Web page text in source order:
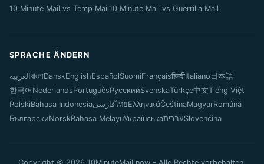
10 Minute Mail vs Temp Mail10 Minute Mail vs Guerrilla Mail
SPRACHE ÄNDERN
العربية বাংলাDanskEnglishEspañolSuomiFrançaisहिन्दीItaliano 日本語
한국어 NederlandsPortuguêsРусскийSvenskaTürkçe中文Tiếng Việt
PolskiBahasa IndonesiaفارسیไทยΕλληνικάČeštinaMagyarRomână
БългарскиNorskBahasa MelayuУкраїнськаעבריתSlovenčina